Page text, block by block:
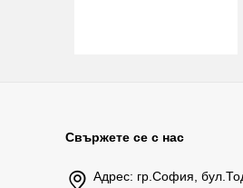
Свържете се с нас
Адрес: гр.София,